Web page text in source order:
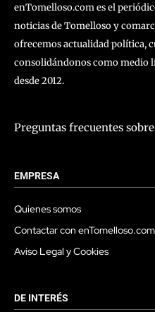
enTomelloso.com es el
noticias de Tomelloso y
ofrecemos actualidad política,
consolidándonos como medio
desde 2012.
Preguntas frecuentes
EMPRESA
Quienes somos
Contactar con enTomelloso.com
Aviso Legal y Cookies
DE INTERÉS